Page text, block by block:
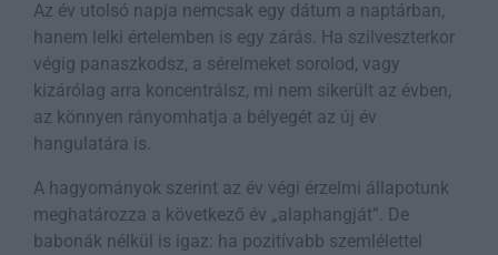
Az év utolsó napja nemcsak egy dátum a naptárban,
hanem lelki értelemben is egy zárás. Ha szilveszterkor
végig panaszkodsz, a sérelmeket sorolod, vagy
kizárólag arra koncentrálsz, mi nem sikerült az évben,
az könnyen rányomhatja a bélyegét az új év
hangulatára is.
A hagyományok szerint az év végi érzelmi állapotunk
meghatározza a következő év „alaphangját”. De
babonák nélkül is igaz: ha pozitívabb szemlélettel